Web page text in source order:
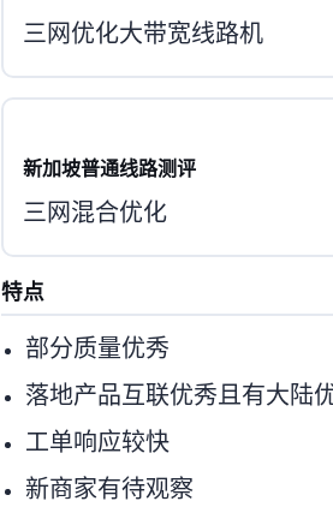
三网优化大带宽线路机
新加坡普通线路测评
三网混合优化
特点
部分IP质量优秀
落地产品互联优秀且有大陆
工单响应较快
新商家有待观察